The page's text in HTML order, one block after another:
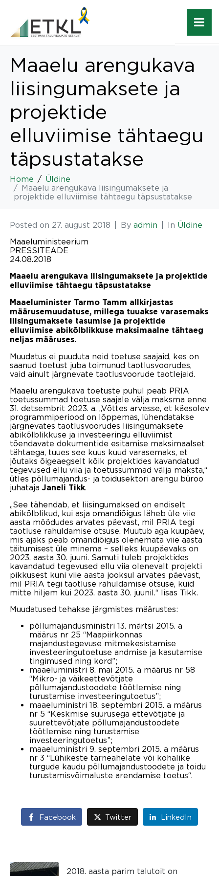
Maaelu arengukava
liisingumaksete ja
projektide
elluviimise tähtaegu
täpsustatakse
Home
Üldine
Maaelu arengukava liisingumaksete ja
projektide elluviimise tähtaegu täpsustatakse
Posted on 27. august 2018 By admin In Üldine
Maaeluministeerium
PRESSITEADE
24.08.2018
Maaelu arengukava liisingumaksete ja projektide
elluviimise tähtaegu täpsustatakse
Maaeluminister Tarmo Tamm allkirjastas
määrusemuudatuse, millega tuuakse varasemaks
liisingumaksete tasumise ja projektide
elluviimise abikõlblikkuse maksimaalne tähtaeg
neljas määruses.
Muudatus ei puuduta neid toetuse saajaid, kes on
saanud toetust juba toimunud taotlusvoorudes,
vaid ainult järgnevate taotlusvoorude taotlejaid.
Maaelu arengukava toetuste puhul peab PRIA
toetussummad toetuse saajale välja maksma enne
31. detsembrit 2023. a. „Võttes arvesse, et käesolev
programmiperiood on lõppemas, lühendatakse
järgnevates taotlusvoorudes liisingumaksete
abikõlblikkuse ja investeeringu elluviimist
tõendavate dokumentide esitamise maksimaalset
tähtaega, tuues see kuus kuud varasemaks, et
jõutaks õigeaegselt kõik projektides kavandatud
tegevused ellu viia ja toetussummad välja maksta,“
ütles põllumajandus- ja toidusektori arengu büroo
juhataja Janeli Tikk.
„See tähendab, et liisingumaksed on endiselt
abikõlblikud, kui asja omandiõigus läheb üle viie
aasta möödudes arvates päevast, mil PRIA tegi
taotluse rahuldamise otsuse. Muutub aga kuupäev,
mis ajaks peab omandiõigus olenemata viie aasta
täitumisest üle minema – selleks kuupäevaks on
2023. aasta 30. juuni. Samuti tuleb projektides
kavandatud tegevused ellu viia olenevalt projekti
pikkusest kuni viie aasta jooksul arvates päevast,
mil PRIA tegi taotluse rahuldamise otsuse, kuid
mitte hiljem kui 2023. aasta 30. juunil.“ lisas Tikk.
Muudatused tehakse järgmistes määrustes:
põllumajandusministri 13. märtsi 2015. a
määrus nr 25 “Maapiirkonnas
majandustegevuse mitmekesistamise
investeeringutoetuse andmise ja kasutamise
tingimused ning kord”;
maaeluministri 8. mai 2015. a määrus nr 58
“Mikro- ja väikeettevõtjate
põllumajandustoodete töötlemise ning
turustamise investeeringutoetus”;
maaeluministri 18. septembri 2015. a määrus
nr 5 “Keskmise suurusega ettevõtjate ja
suurettevõtjate põllumajandustoodete
töötlemise ning turustamise
investeeringutoetus”;
maaeluministri 9. septembri 2015. a määrus
nr 3 “Lühikeste tarneahelate või kohalike
turgude kaudu põllumajandustoodete ja toidu
turustamisvõimaluste arendamise toetus“.
Facebook Twitter LinkedIn
2018. aasta parim talutoit on